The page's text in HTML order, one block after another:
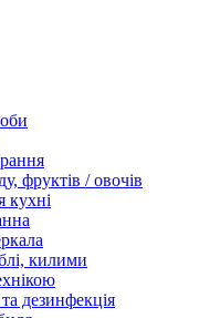
фруктів / овочів
кухні
килими
дезинфекція